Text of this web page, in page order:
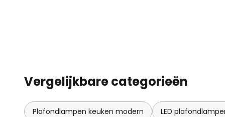
Vergelijkbare categorieën
Plafondlampen keuken modern LED